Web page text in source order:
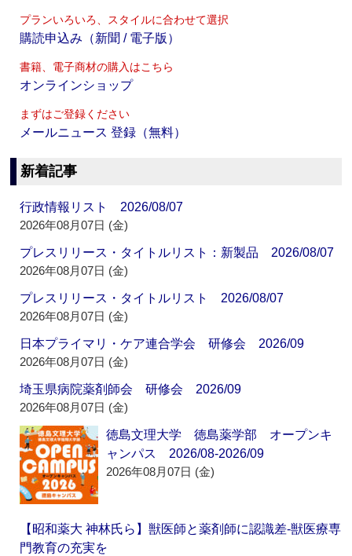
プランいろいろ、スタイルに合わせて選択
購読申込み（新聞 / 電子版）
書籍、電子商材の購入はこちら
オンラインショップ
まずはご登録ください
メールニュース 登録（無料）
新着記事
行政情報リスト 2026/08/07
2026年08月07日 (金)
プレスリリース・タイトルリスト：新製品 2026/08/07
2026年08月07日 (金)
プレスリリース・タイトルリスト 2026/08/07
2026年08月07日 (金)
日本プライマリ・ケア連合学会 研修会 2026/09
2026年08月07日 (金)
埼玉県病院薬剤師会 研修会 2026/09
2026年08月07日 (金)
徳島文理大学 徳島薬学部 オープンキ
ャンパス 2026/08-2026/09
2026年08月07日 (金)
【昭和薬大 神林氏ら】獣医師と薬剤師に認識差‐獣医療専
門教育の充実を